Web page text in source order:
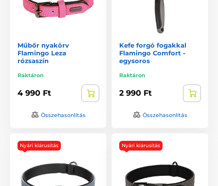
Műbőr nyakörv
Flamingo Leza
rózsaszín
Raktáron
4 990 Ft
Összehasonlítás
Kefe forgó fogakkal
Flamingo Comfort -
egysoros
Raktáron
2 990 Ft
Összehasonlítás
Nyári kiárusítás Nyári kiárusítás